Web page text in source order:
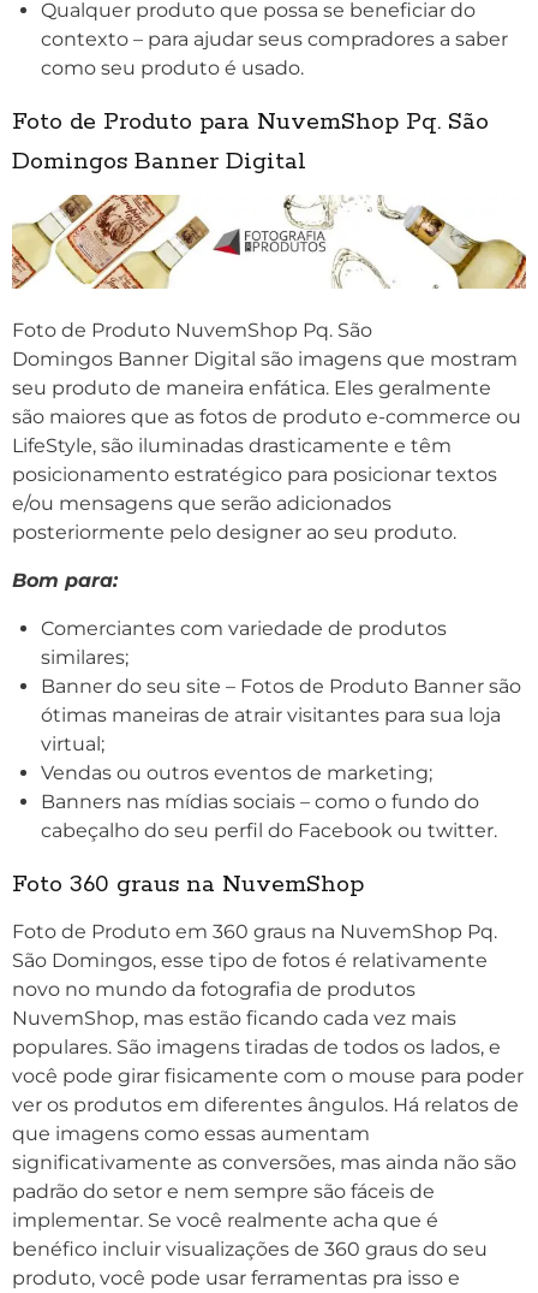
Qualquer produto que possa se beneficiar do
contexto – para ajudar seus compradores a saber
como seu produto é usado.
Foto de Produto para NuvemShop Pq. São
Domingos Banner Digital
Foto de Produto NuvemShop Pq. São
Domingos Banner Digital são imagens que mostram
seu produto de maneira enfática. Eles geralmente
são maiores que as fotos de produto e-commerce ou
LifeStyle, são iluminadas drasticamente e têm
posicionamento estratégico para posicionar textos
e/ou mensagens que serão adicionados
posteriormente pelo designer ao seu produto.
Bom para:
Comerciantes com variedade de produtos
similares;
Banner do seu site – Fotos de Produto Banner são
ótimas maneiras de atrair visitantes para sua loja
virtual;
Vendas ou outros eventos de marketing;
Banners nas mídias sociais – como o fundo do
cabeçalho do seu perfil do Facebook ou twitter.
Foto 360 graus na NuvemShop
Foto de Produto em 360 graus na NuvemShop Pq.
São Domingos, esse tipo de fotos é relativamente
novo no mundo da fotografia de produtos
NuvemShop, mas estão ficando cada vez mais
populares. São imagens tiradas de todos os lados, e
você pode girar fisicamente com o mouse para poder
ver os produtos em diferentes ângulos. Há relatos de
que imagens como essas aumentam
significativamente as conversões, mas ainda não são
padrão do setor e nem sempre são fáceis de
implementar. Se você realmente acha que é
benéfico incluir visualizações de 360 ​​graus do seu
produto, você pode usar ferramentas pra isso e